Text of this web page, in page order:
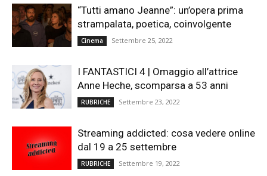
“Tutti amano Jeanne”: un’opera prima
strampalata, poetica, coinvolgente
Cinema Settembre 25, 2022
I FANTASTICI 4 | Omaggio all’attrice
Anne Heche, scomparsa a 53 anni
RUBRICHE Settembre 23, 2022
Streaming addicted: cosa vedere online
dal 19 a 25 settembre
RUBRICHE Settembre 19, 2022